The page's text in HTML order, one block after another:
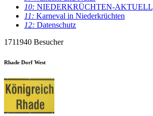
10: NIEDERKRÜCHTEN-AKTUELL
11: Karneval in Niederkrüchten
12: Datenschutz
1711940 Besucher
Rhade Dorf West